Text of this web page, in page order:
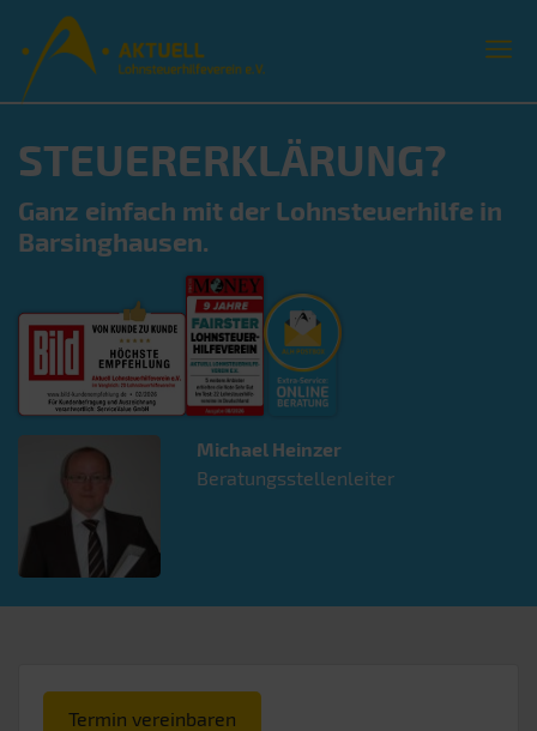
STEUERERKLÄRUNG?
Ganz einfach mit der Lohnsteuerhilfe in
Barsinghausen.
Michael Heinzer
Beratungsstellenleiter
Termin vereinbaren